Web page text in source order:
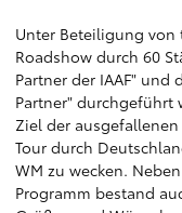
Unter Beteiligung von
Roadshow durch 60
Partner der IAAF" und
Partner" durchgeführt
Ziel der
Tour durch
WM zu wecken.
Programm bestand